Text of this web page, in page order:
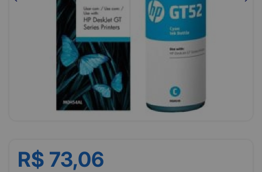
R$ 73,06